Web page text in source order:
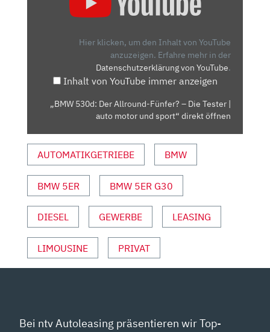
TESTER
UND
SPORT“
YOUTUBE
ANZEIGEN
Hier klicken, um den Inhalt von YouTube
anzuzeigen. Erfahre mehr in der
Datenschutzerklärung von YouTube.
Inhalt von YouTube immer anzeigen
„BMW 530d: Der Allround-Fünfer? – Die Tester |
auto motor und sport“ direkt öffnen
AUTOMATIKGETRIEBE BMW
BMW 5ER BMW 5ER G30
DIESEL GEWERBE LEASING
LIMOUSINE PRIVAT
Bei ntv Autoleasing präsentieren wir Top-